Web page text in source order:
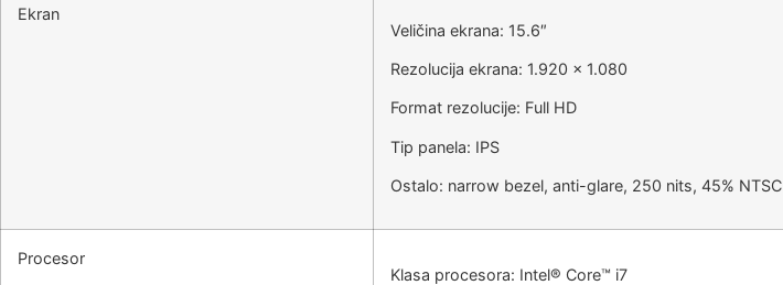
Ekran
Veličina ekrana: 15.6″
Rezolucija ekrana: 1.920 x 1.080
Format rezolucije: Full HD
Tip panela: IPS
Ostalo: narrow bezel, anti-glare, 250 nits, 45% NTSC
Procesor
Klasa procesora: Intel® Core™ i7